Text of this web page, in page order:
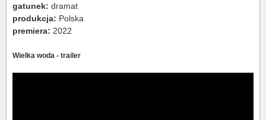
gatunek: dramat
produkcja: Polska
premiera: 2022
Wielka woda - trailer